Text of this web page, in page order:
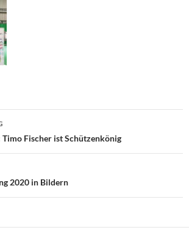
Fischer ist Schützenkönig
2020 in Bildern